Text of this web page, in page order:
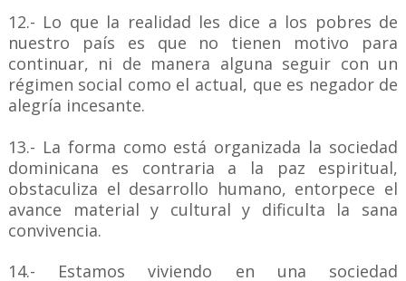
12.- Lo que la realidad les dice a los pobres de
nuestro país es que no tienen motivo para
continuar, ni de manera alguna seguir con un
régimen social como el actual, que es negador de
alegría incesante.
13.- La forma como está organizada la sociedad
dominicana es contraria a la paz espiritual,
obstaculiza el desarrollo humano, entorpece el
avance material y cultural y dificulta la sana
convivencia.
14.- Estamos viviendo en una sociedad